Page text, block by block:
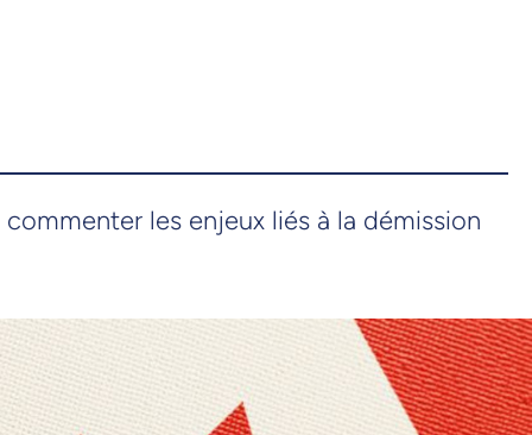
les enjeux liés à la démission